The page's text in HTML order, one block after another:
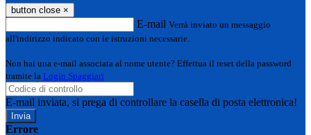
button close ×
E-mail Verrà inviato un messaggio
all'indirizzo indicato con le istruzioni necessarie.
Non hai una e-mail associata al nome utente? Effettua il reset della password
tramite la Login Spaggiari
E-mail inviata, si prega di controllare la casella di posta elettronica!
Errore